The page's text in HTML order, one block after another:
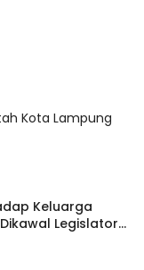
Kota Lampung
Keluarga
Legislator